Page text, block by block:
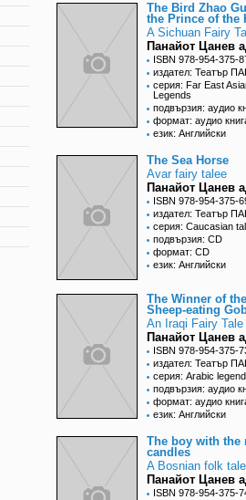
The Bird Zhao
the Prince of the
A Sichuan Fairy
Панайот Цанев
ISBN 978-954-375-
издател: Театър
серия: Far East
Legends
подвързия: аудио
формат: аудио
език: Английски
The Sea Horse
Avar fairy taleе
Панайот Цанев
ISBN 978-954-375-
издател: Театър
серия: Caucasian
подвързия: CD
формат: CD
език: Английски
The Winner of the
Sheep-eating
Аn Iraqi Fairy Tale
Панайот Цанев
ISBN 978-954-375-
издател: Театър
серия: Arabic
подвързия: аудио
формат: аудио
език: Английски
The boy with the
candles
A Bosnian folk tale
Панайот Цанев
ISBN 978-954-375-